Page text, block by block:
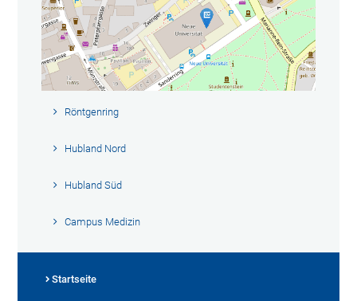
Röntgenring
Hubland Nord
Hubland Süd
Campus Medizin
Startseite